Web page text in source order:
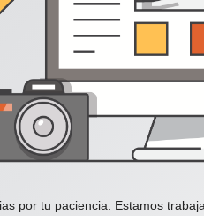
por tu paciencia. Estamos